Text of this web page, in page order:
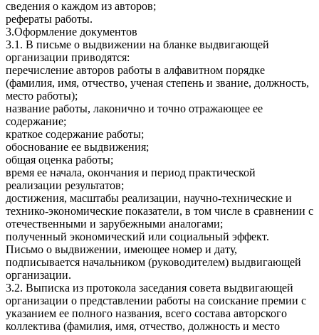
сведения о каждом из авторов;
рефераты работы.
3.Оформление документов
3.1. В письме о выдвижении на бланке выдвигающей
организации приводятся:
перечисление авторов работы в алфавитном порядке
(фамилия, имя, отчество, ученая степень и звание, должность,
место работы);
название работы, лаконично и точно отражающее ее
содержание;
краткое содержание работы;
обоснование ее выдвижения;
общая оценка работы;
время ее начала, окончания и период практической
реализации результатов;
достижения, масштабы реализации, научно-технические и
технико-экономические показатели, в том числе в сравнении с
отечественными и зарубежными аналогами;
полученный экономический или социальный эффект.
Письмо о выдвижении, имеющее номер и дату,
подписывается начальником (руководителем) выдвигающей
организации.
3.2. Выписка из протокола заседания совета выдвигающей
организации о представлении работы на соискание премии с
указанием ее полного названия, всего состава авторского
коллектива (фамилия, имя, отчество, должность и место